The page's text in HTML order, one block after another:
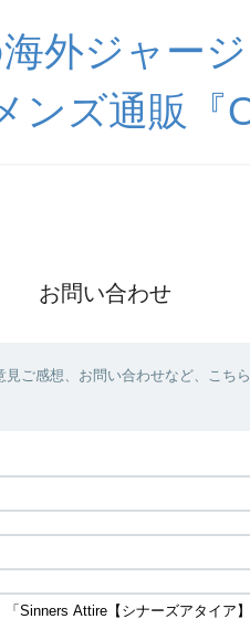
外ジャー
ズ通販『
お問い合わせ
ご感想、お問い合わせなど、こち